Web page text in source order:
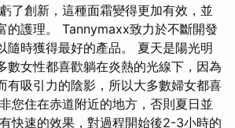
了創新，這種面霜變得更加有效，並
的護理。 Tannymaxx致力於不斷開發
隨時獲得最好的產品。 夏天是陽光明
數女性都喜歡躺在炎熱的光線下，因為
有吸引力的陰影，所以大多數婦女都喜
您住在赤道附近的地方，否則夏日並
快速的效果，對過程開始後2-3小時的